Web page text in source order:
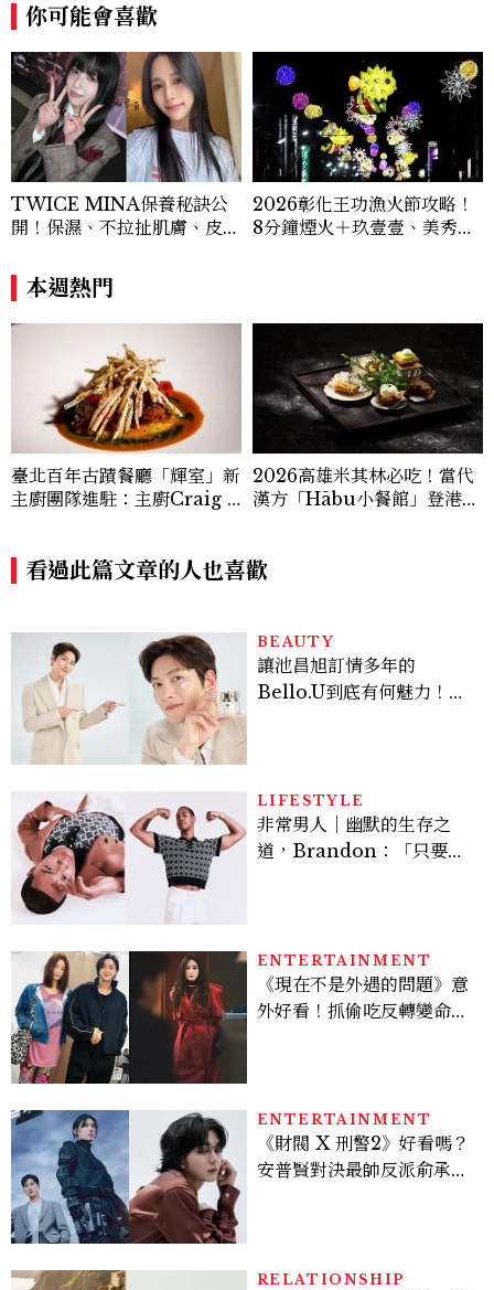
你可能會喜歡
TWICE MINA保養秘訣公
開！保濕、不拉扯肌膚、皮拉
肌
2026彰化王功漁火節攻略！
8分鐘煙火＋玖壹壹、美秀集
本週熱門
臺北百年古蹟餐廳「輝室」新
主廚團隊進駐：主廚Craig Y
料理風味
2026高雄米其林必吃！當代
漢方「Hābu小餐館」登港
看過此篇文章的人也喜歡
BEAUTY
讓池昌旭訂情多年的
Bello.U到底有何魅力！揭
倦感，超神！
LIFESTYLE
非常男人｜幽默的生存之
道，Brandon：「只要能
ENTERTAINMENT
《現在不是外遇的問題》意
外好看！抓偷吃反轉變命
看點懶人包
ENTERTAINMENT
《財閥 X 刑警2》好看嗎？
安普賢對決最帥反派俞承
多大？
RELATIONSHIP